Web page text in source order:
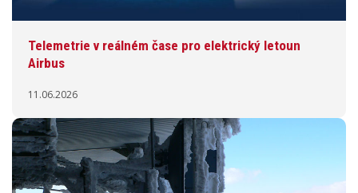
Telemetrie v reálném čase pro elektrický letoun
Airbus
11.06.2026